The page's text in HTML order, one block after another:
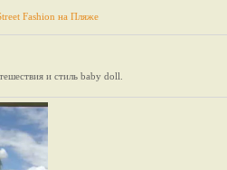
Fashion на Пляже
и стиль baby doll.